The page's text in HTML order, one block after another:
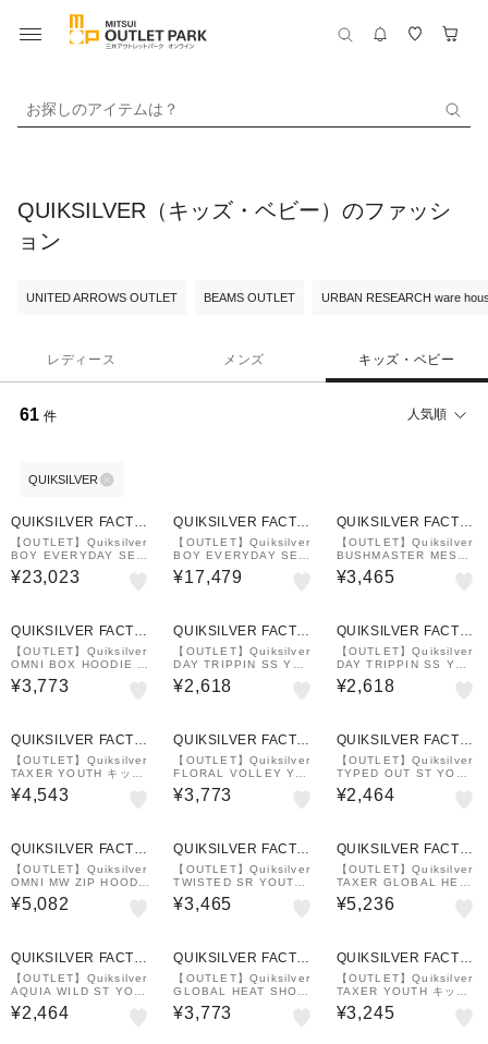
お探しのアイテムは？
QUIKSILVER（キッズ・ベビー）のファッシ
ョン
UNITED ARROWS OUTLET BEAMS OUTLET URBAN RESEARCH ware
レディース メンズ キッズ・ベビー
61 件 人気順
QUIKSILVER
QUIKSILVER FACTO
RY OUTLET STORE
【OUTLET】Quiksilver
BOY EVERYDAY SES
SIONS 3/2 BZ FULL
キッズ ウェットスーツ
¥23,023
QUIKSILVER FACTO
RY OUTLET STORE
【OUTLET】Quiksilver
BOY EVERYDAY SES
SIONS 2/2 BZ SS SP
キッズ ウェットスーツ
¥17,479
QUIKSILVER FACTO
RY OUTLET STORE
【OUTLET】Quiksilver
BUSHMASTER MESH
YOUTH
¥3,465
QUIKSILVER FACTO
RY OUTLET STORE
【OUTLET】Quiksilver
OMNI BOX HOODIE Y
OUTH キッズ ラッシュ
ガード フーディ パーカ
¥3,773
QUIKSILVER FACTO
RY OUTLET STORE
【OUTLET】Quiksilver
DAY TRIPPIN SS YOU
TH
¥2,618
QUIKSILVER FACTO
RY OUTLET STORE
【OUTLET】Quiksilver
DAY TRIPPIN SS YOU
TH
¥2,618
QUIKSILVER FACTO
RY OUTLET STORE
【OUTLET】Quiksilver
TAXER YOUTH キッズ
ショーツ ハーフパンツ
¥4,543
QUIKSILVER FACTO
RY OUTLET STORE
【OUTLET】Quiksilver
FLORAL VOLLEY YO
UTH 16
¥3,773
QUIKSILVER FACTO
RY OUTLET STORE
【OUTLET】Quiksilver
TYPED OUT ST YOUT
H キッズ Tシャツ
¥2,464
QUIKSILVER FACTO
RY OUTLET STORE
【OUTLET】Quiksilver
OMNI MW ZIP HOODI
E YOUTH キッズ ラッシ
ュガード ジップフーディ
¥5,082
QUIKSILVER FACTO
RY OUTLET STORE
【OUTLET】Quiksilver
TWISTED SR YOUTH
キッズ ラッシュガード
¥3,465
QUIKSILVER FACTO
RY OUTLET STORE
【OUTLET】Quiksilver
TAXER GLOBAL HEAT
YOUTH WS キッズ ショ
ーツ ハーフパンツ
¥5,236
QUIKSILVER FACTO
RY OUTLET STORE
【OUTLET】Quiksilver
AQUIA WILD ST YOUT
H
¥2,464
QUIKSILVER FACTO
RY OUTLET STORE
【OUTLET】Quiksilver
GLOBAL HEAT SHOR
T YOUTH キッズ ショー
ツ ハーフパンツ
¥3,773
QUIKSILVER FACTO
RY OUTLET STORE
【OUTLET】Quiksilver
TAXER YOUTH キッズ
ウォークショーツ
¥3,245